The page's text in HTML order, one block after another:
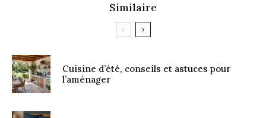
Similaire
Cuisine d’été, conseils et astuces pour
l’aménager